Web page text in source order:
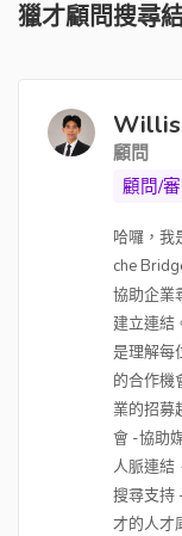
獵才顧問搜尋
顧問
顧問/
哈囉，我
che
協助企業
建立連結
是理解每
的合作機
業的招募
會 -協助
人脈連結
搜尋支持
才的人才